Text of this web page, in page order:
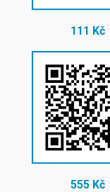
111 Kč
555 Kč